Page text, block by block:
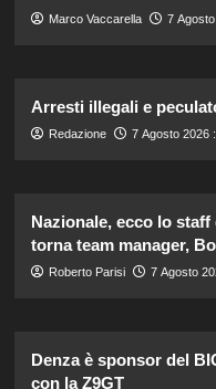
Marco Vaccarella 7
Arresti illegali e
Redazione 7 Agosto 2026
Nazionale, ecco lo
torna team manager,
Roberto Parisi 7 Agosto
Denza è sponsor del
con la Z9GT